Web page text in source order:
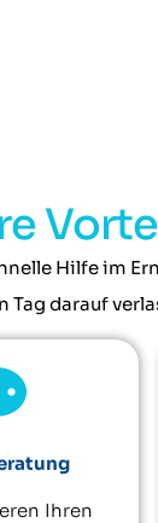
Hilfe im
Tag darauf
Ihren